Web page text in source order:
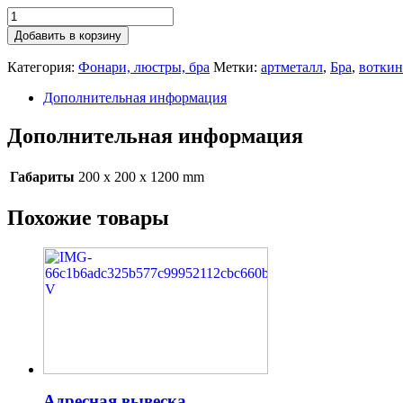
Добавить в корзину
Категория: Фонари, люстры, бра Метки: артметалл, Бра,
Дополнительная информация
Дополнительная информация
Габариты 200 x 200 x 1200 mm
Похожие товары